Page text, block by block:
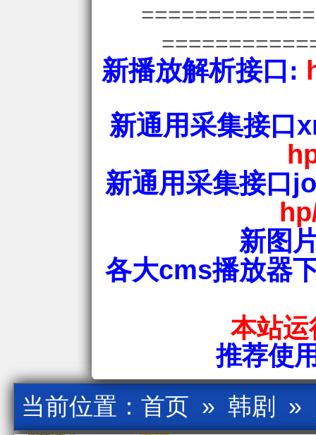
新播放解析接口:
新通用采集接口
新通用采集接口
新图
各大cms播放器
本站
推荐使
当前位置： 首页 » 韩剧 »